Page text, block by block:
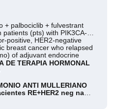
+ palbociclib + fulvestrant
(pts) with PIK3CA-
positive, HER2‑negative
breast cancer who relapsed
of adjuvant endocrine
DE TERAPIA HORMONAL
ANTI MULLERIANO
RE+HER2 neg na